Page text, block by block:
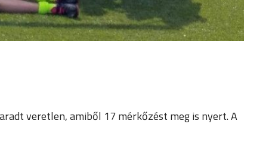
veretlen, amiből 17 mérkőzést meg is nyert. A